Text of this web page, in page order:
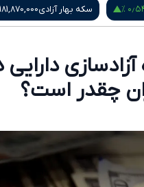
نیم سکه95,000,000۰٫۵۳ %
آزادسازی
چقدر است؟